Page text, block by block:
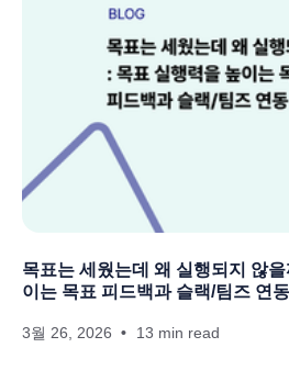
목표는 세웠는데 왜 실행되지 않
이는 목표 피드백과 슬랙/팀즈 연동
3월 26, 2026 13 min read